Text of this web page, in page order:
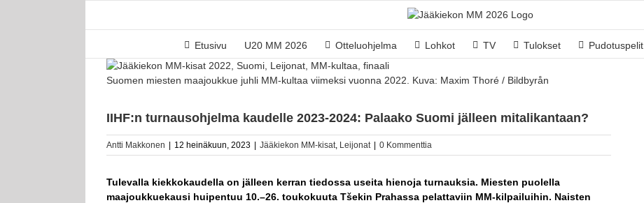
Etusivu
U20 MM 2026 Otteluohjelma Lohkot TV Tulokset Pudotuspelit
Katso
kuvaa
Suomen miesten maajoukkue juhli MM-kultaa viimeksi vuonna 2022. Kuva: Maxim Thoré / Bildbyrån
IIHF:n turnausohjelma kaudelle 2023-2024: Palaako Suomi jälleen mitalikantaan?
Antti Makkonen 12 heinäkuun, 2023 Jääkiekon MM-kisat, Leijonat 0 Kommenttia
Tulevalla kiekkokaudella on jälleen kerran tiedossa useita hienoja turnauksia. Miesten puolella
maajoukkuekausi huipentuu 10.–26. toukokuuta Tšekin Prahassa pelattaviin MM-kilpailuihin. Naisten